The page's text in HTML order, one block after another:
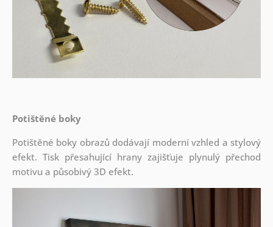
Potištěné boky
Potištěné boky obrazů dodávají moderní vzhled a stylový
efekt. Tisk přesahující hrany zajišťuje plynulý přechod
motivu a působivý 3D efekt.